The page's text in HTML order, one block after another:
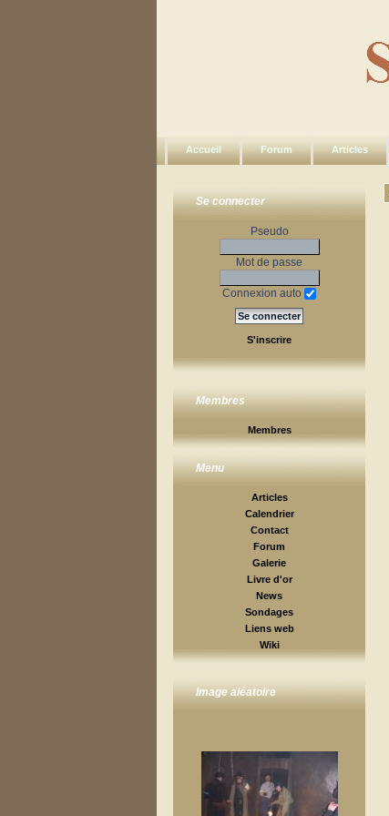
Accueil Forum Articles
Se connecter
Pseudo
Mot de passe
Connexion auto
S'inscrire
Membres
Membres
Menu
Articles
Calendrier
Contact
Forum
Galerie
Livre d'or
News
Sondages
Liens web
Wiki
Image aléatoire